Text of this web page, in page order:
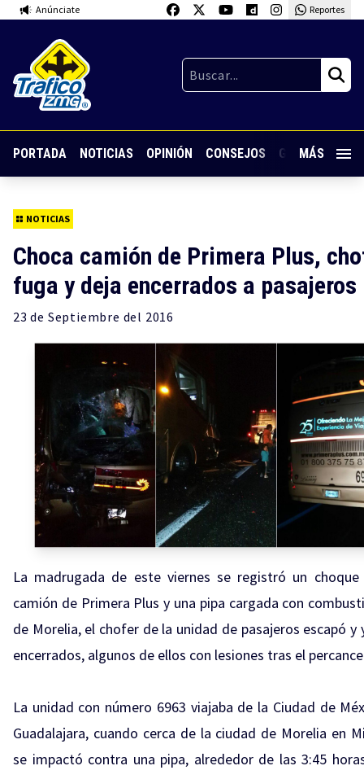
Anúnciate Reportes
PORTADA NOTICIAS OPINIÓN CONSEJOS GUARDIA
MÁS
NOTICIAS
Choca camión de Primera Plus,
fuga y deja encerrados a pasajeros
23 de Septiembre del 2016
La madrugada de este viernes se registró un
camión de Primera Plus y una pipa cargada con
de Morelia, el chofer de la unidad de pasajeros escapó y
encerrados, algunos de ellos con lesiones tras el
La unidad con número 6963 viajaba de la Ciudad de
Guadalajara, cuando cerca de la ciudad de Morelia en
se impactó contra una pipa, alrededor de las 3:45